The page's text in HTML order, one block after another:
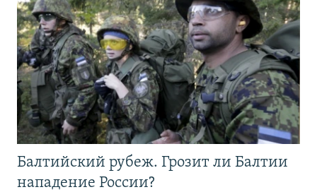
Балтийский рубеж. Грозит ли Балтии
нападение России?